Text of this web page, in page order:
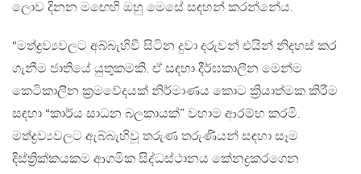
ලොව දිනන මඟෙහි ඔහු මෙසේ සඳහන් කරන්නේය.
“මත්ද්‍රව්‍යවලට අබ්බැහිවී සිටින දුවා දරුවන් එයින් නිදහස් කර
ගැනීම ජාතියේ යුතුකමකි. ඒ සඳහා දීර්ඝකාලීන මෙන්ම
කෙටිකාලීන ක්‍රමවේදයක් නිර්මාණය කොට ක්‍රියාත්මක කිරීම
සඳහා “කාර්ය සාධන බලකායක්” වහාම ආරම්භ කරමි.
මත්ද්‍රව්‍යවලට ඇබ්බැහිවූ තරුණ තරුණියන් සඳහා සෑම
දිස්ත්‍රික්කයකම ආගමික සිද්ධස්ථානය කේන‍ද්‍රකරගෙන